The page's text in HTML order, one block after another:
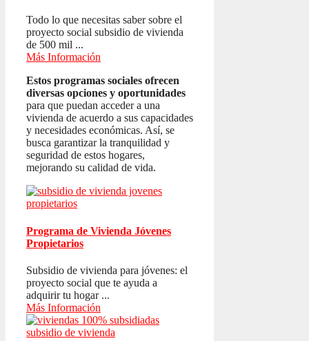
Todo lo que necesitas saber sobre el
proyecto social subsidio de vivienda
de 500 mil ...
Más Información
Estos programas sociales ofrecen
diversas opciones y oportunidades
para que puedan acceder a una
vivienda de acuerdo a sus capacidades
y necesidades económicas. Así, se
busca garantizar la tranquilidad y
seguridad de estos hogares,
mejorando su calidad de vida.
Programa de Vivienda Jóvenes
Propietarios
Subsidio de vivienda para jóvenes: el
proyecto social que te ayuda a
adquirir tu hogar ...
Más Información